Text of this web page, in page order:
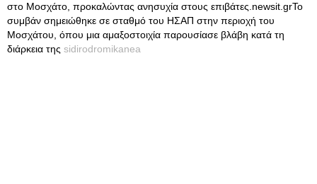
στο Μοσχάτο, προκαλώντας ανησυχία στους επιβάτες.newsit.grΤο
συμβάν σημειώθηκε σε σταθμό του ΗΣΑΠ στην περιοχή του
Μοσχάτου, όπου μια αμαξοστοιχία παρουσίασε βλάβη κατά τη
διάρκεια της sidirodromikanea